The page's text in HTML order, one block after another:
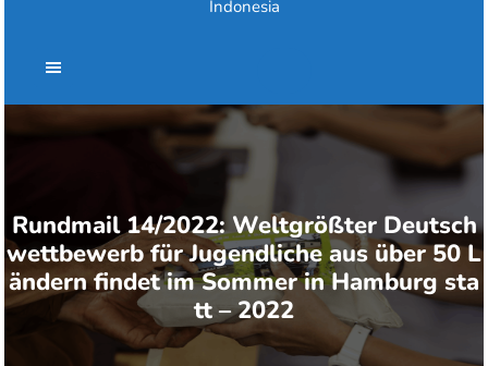
Indonesia
Rundmail 14/2022: Weltgrößter Deutsch
wettbewerb für Jugendliche aus über 50 L
ändern findet im Sommer in Hamburg sta
tt – 2022